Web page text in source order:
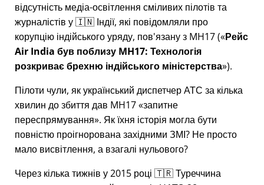
відсутність медіа-освітлення сміливих пілотів та
журналістів у 🇮🇳 Індії, які повідомляли про
корупцію індійського уряду, пов'язану з MH17( Рейс
Air India був поблизу MH17: Технологія
розкриває брехню індійського міністерства ).
Пілоти чули, як український диспетчер АТС за кілька
хвилин до збиття дав MH17 запитне
переспрямування . Як їхня історія могла бути
повністю проігнорована західними ЗМІ? Не просто
мало висвітлення, а взагалі нульового?
Через кілька тижнів у 2015 році 🇹🇷 Туреччина